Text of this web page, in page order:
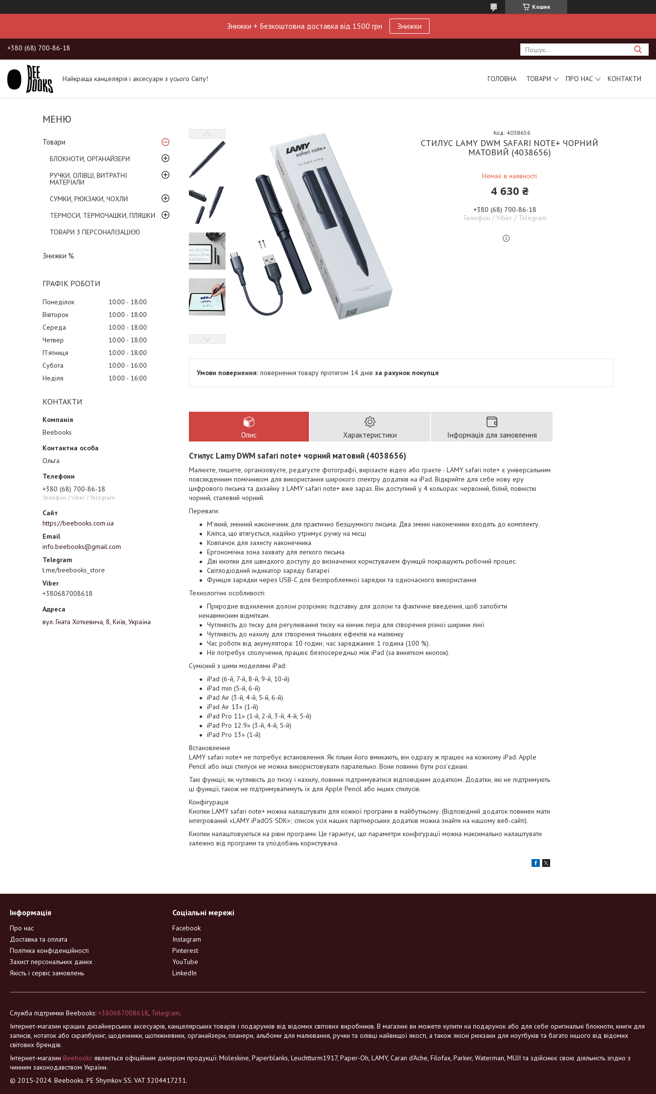
Кошик
Знижки + Безкоштовна доставка від 1500 грн Знижки
+380 (68) 700-86-18
Найкраща канцелярія і аксесуари з усього Світу! ГОЛОВНА ТОВАРИ ПРО НАС КОНТАКТИ
Товари
БЛОКНОТИ, ОРГАНАЙЗЕРИ
РУЧКИ, ОЛІВЦІ, ВИТРАТНІ
МАТЕРІАЛИ
СУМКИ, РЮКЗАКИ, ЧОХЛИ
ТЕРМОСИ, ТЕРМОЧАШКИ, ПЛЯШКИ
ТОВАРИ З ПЕРСОНАЛІЗАЦІЄЮ
Знижки %
ГРАФІК РОБОТИ
Понеділок 10:00
18:00
Вівторок
10:00
18:00
Середа
10:00
18:00
Четвер
10:00
18:00
Пʼятниця
10:00
18:00
Субота
10:00
16:00
Неділя
10:00 16:00
КОНТАКТИ
Beebooks
Ольга
+380 (68) 700-86-18
Телефон / Viber / Telegram
https://beebooks.com.ua
info.beebooks@gmail.com
t.me/beebooks_store
+380687008618
вул. Гната Хоткевича, 8, Київ, Україна
СТИЛУС LAMY DWM SAFARI NOTE+ ЧОРНИЙ
МАТОВИЙ (4038656)
Немає в наявності
Код:4038656
4 630 ₴
+380 (68) 700-86-18
Телефон / Viber / Telegram
повернення товару протягом 14 днів за рахунок покупця
Опис Характеристики Інформація для замовлення
Стилус Lamy DWM safari note+ чорний матовий (4038656)
Малюєте, пишете, організовуєте, редагуєте фотографії, вирізаєте відео або граєте - LAMY safari note+ є універсальним
повсякденним помічником для використання широкого спектру додатків на iPad. Відкрийте для себе нову еру
цифрового письма та дизайну з LAMY safari note+ вже зараз. Він доступний у 4 кольорах: червоний, білий, повністю
чорний, сталевий чорний.
Переваги:
М'який, змінний наконечник для практично безшумного письма. Два змінні наконечники входять до комплекту.
Кліпса, що втягується, надійно утримує ручку на місці
Ковпачок для захисту наконечника
Ергономічна зона захвату для легкого письма
Дві кнопки для швидкого доступу до визначених користувачем функцій покращують робочий процес.
Світлодіодний індикатор заряду батареї
Функція зарядки через USB-C для безпроблемної зарядки та одночасного використання
Технологічні особливості:
Природне відхилення долоні розрізняє підставку для долоні та фактичне введення, щоб запобігти
ненавмисним відміткам.
Чутливість до тиску для регулювання тиску на кінчик пера для створення різної ширини лінії
Чутливість до нахилу для створення тіньових ефектів на малюнку
Час роботи від акумулятора: 10 годин; час заряджання: 1 година (100 %).
Не потребує сполучення, працює безпосередньо між iPad (за винятком кнопок).
Сумісний з цими моделями iPad:
iPad (6-й, 7-й, 8-й, 9-й, 10-й)
iPad min (5-й, 6-й)
iPad Air (3-й, 4-й, 5-й, 6-й)
iPad Air 13» (1-й)
iPad Pro 11» (1-й, 2-й, 3-й, 4-й, 5-й)
iPad Pro 12.9» (3-й, 4-й, 5-й)
iPad Pro 13» (1-й)
Встановлення
LAMY safari note+ не потребує встановлення. Як тільки його вмикають, він одразу ж працює на кожному iPad. Apple
Pencil або інші стилуси не можна використовувати паралельно. Вони повинні бути роз'єднані.
Такі функції, як чутливість до тиску і нахилу, повинні підтримуватися відповідним додатком. Додатки, які не підтримують
ці функції, також не підтримуватимуть їх для Apple Pencil або інших стилусів.
Конфігурація
Кнопки LAMY safari note+ можна налаштувати для кожної програми в майбутньому. (Відповідний додаток повинен мати
інтегрований «LAMY iPadOS SDK»; список усіх наших партнерських додатків можна знайти на нашому веб-сайті).
Кнопки налаштовуються на рівні програми. Це гарантує, що параметри конфігурації можна максимально налаштувати
залежно від програми та уподобань користувача.
Інформація
Про нас
Доставка та оплата
Політика конфіденційності
Захист персональних даних
Якість і сервіс замовлень
Соціальні мережі
Facebook
Instagram
Pinterest
YouTube
LinkedIn
Служба підтримки Beebooks: +380687008618, Telegram.
Інтернет-магазин кращих дизайнерських аксесуарів, канцелярських товарів і подарунків від відомих світових виробників. В магазині ви можете купити на подарунок або для себе оригінальні блокноти, книги для
записів, нотаток або скрапбукінг, щоденники, щотижневики, органайзери, планери, альбоми для малювання, ручки та олівці найвищої якості, а також якісні рюкзаки для ноутбуків та багато іншого від відомих
світових брендів.
Інтернет-магазин Beebooks являється офіційним дилером продукції: Moleskine, Paperblanks, Leuchtturm1917, Paper-Oh, LAMY, Caran d'Ache, Filofax, Parker, Waterman, MUJI та здійснює свою діяльність згідно з
чинним законодавством України.
© 2015-2024. Beebooks. PE Shymkov SS. VAT 3204417231.